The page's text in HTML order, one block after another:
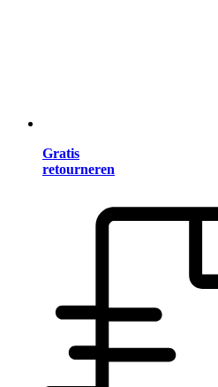
Gratis
retourneren